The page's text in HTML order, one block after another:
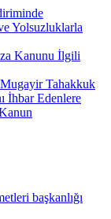
Yolsuzluklarla
Kanunu İlgili
Mugayir Tahakkuk
İhbar Edenlere
başkanlığı